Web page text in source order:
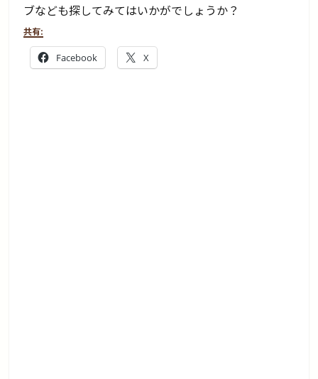
ブなども探してみてはいかがでしょうか？
共有:
Facebook X